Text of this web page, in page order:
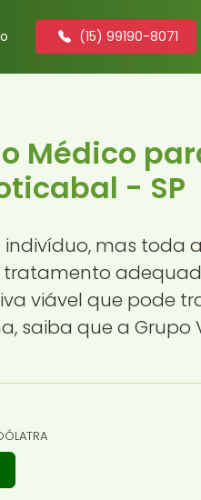
(15) 99190-8071
Médico
- SP
mas toda
viável que pode
saiba que a Grupo